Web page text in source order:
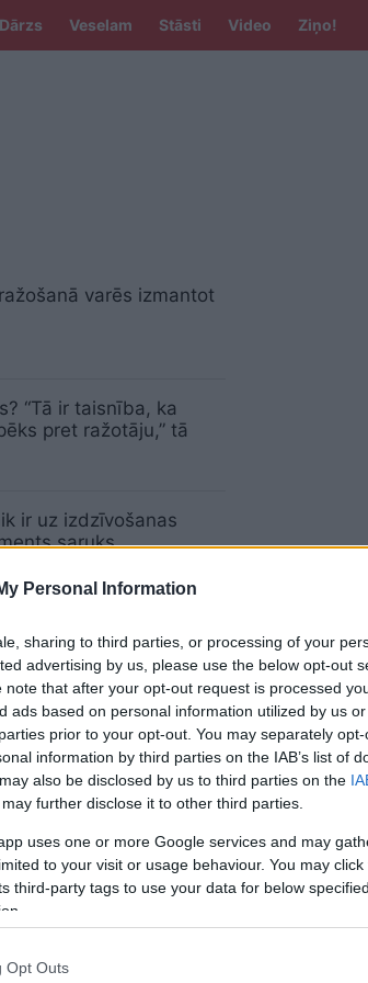
Personal Information
sharing to third parties, or processing of your
advertising by us, please use the below opt-out
that after your opt-out request is processed
ads based on personal information utilized by us
prior to your opt-out. You may separately
information by third parties on the IAB’s list of
also be disclosed by us to third parties on the
further disclose it to other third parties.
uses one or more Google services and may
to your visit or usage behaviour. You may
third-party tags to use your data for below
Opt Outs
Dārzs Veselam Stāsti Video Ziņo!
varēs izmantot
“Tā ir taisnība, ka
pret ražotāju,” tā
ir uz izdzīvošanas
saruks
Vai valsts un
ražošanas
kāpumu?
krīzes kontekstā
pārtikas ražošanu
prasība pēc atbalsta
kaut gan šoreiz
izsludināt ārkārtējo